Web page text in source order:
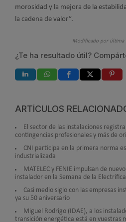
morosidad y la mejora de la
la cadena de valor”.
Modificado por última
¿Te ha resultado útil?
ARTÍCULOS
El sector de las instalaciones
contingencias profesionales y más de
CNI participa en la primera norma
industrializada
MATELEC y FENIE impulsan de
instalador en la Semana de la
Casi medio siglo con las empresas
ya su 50 aniversario
Miguel Rodrigo (IDAE), a los
transición energética está en vuestras